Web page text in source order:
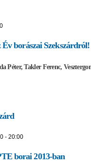
borászai Szekszárdról!
Péter, Takler Ferenc,
- 20:00
borai 2013-ban